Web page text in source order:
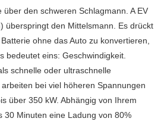
über den schweren Schlagmann. A EV
überspringt den Mittelsmann. Es drückt
ohne das Auto zu konvertieren,
bedeutet eins: Geschwindigkeit.
schnelle oder ultraschnelle
bei viel höheren Spannungen
über 350 kW. Abhängig von Ihrem
30 Minuten eine Ladung von 80%